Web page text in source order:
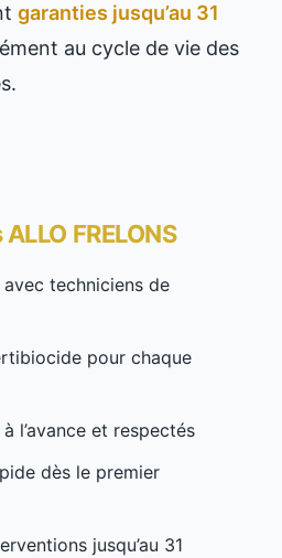
garanties jusqu’au 31
au cycle de vie des
FRELONS
avec techniciens de
pour chaque
l’avance et respectés
dès le premier
jusqu’au 31